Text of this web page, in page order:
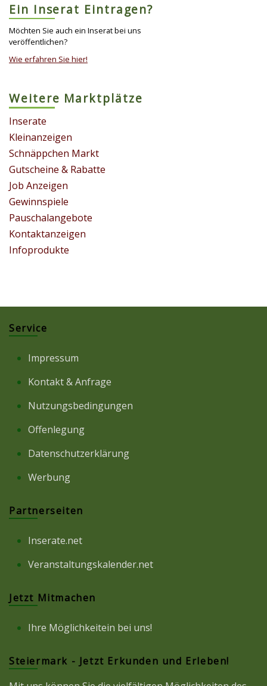
Ein Inserat Eintragen?
Möchten Sie auch ein Inserat bei uns
veröffentlichen?
Wie erfahren Sie hier!
Weitere Marktplätze
Inserate
Kleinanzeigen
Schnäppchen Markt
Gutscheine & Rabatte
Job Anzeigen
Gewinnspiele
Pauschalangebote
Kontaktanzeigen
Infoprodukte
Service
Impressum
Kontakt & Anfrage
Nutzungsbedingungen
Offenlegung
Datenschutzerklärung
Werbung
Partnerseiten
Inserate.net
Veranstaltungskalender.net
Jetzt Mitmachen
Ihre Möglichkeitein bei uns!
Steiermark - Jetzt Erkunden und Erleben!